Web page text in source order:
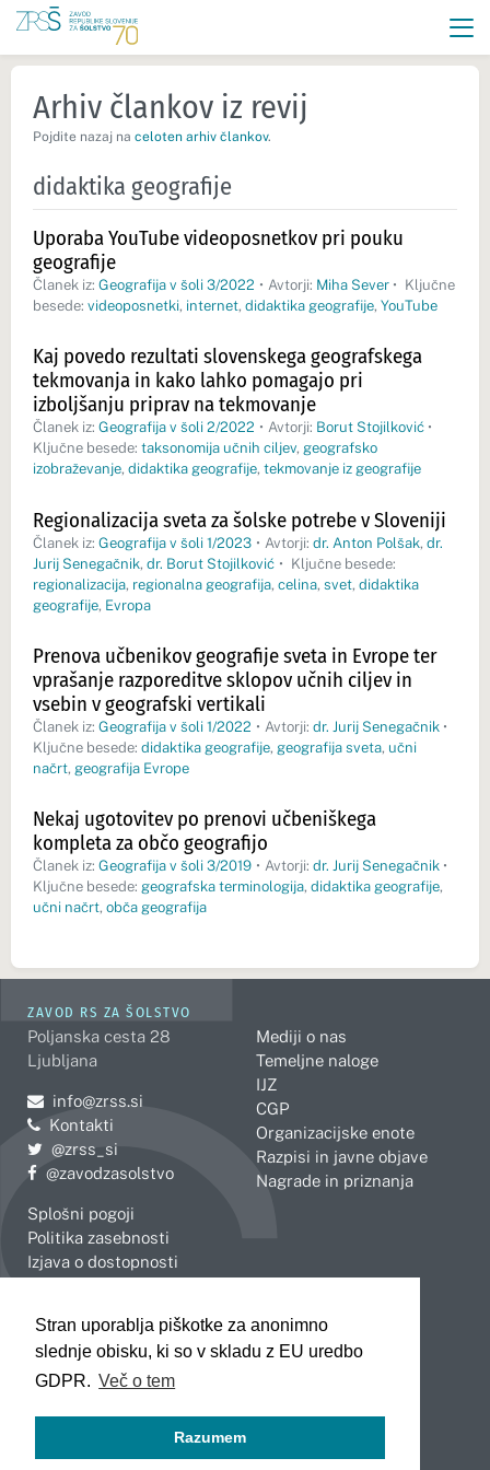
Stran uporablja piškotke za anonimno
slednje obisku, ki so v skladu z EU uredbo
GDPR. Več o tem
Razumem
Arhiv člankov iz revij
Pojdite nazaj na celoten arhiv člankov.
didaktika geografije
Uporaba YouTube videoposnetkov pri pouku
geografije
Članek iz: Geografija v šoli 3/2022 • Avtorji: Miha Sever • Ključne
besede: videoposnetki, internet, didaktika geografije, YouTube
Kaj povedo rezultati slovenskega geografskega
tekmovanja in kako lahko pomagajo pri
izboljšanju priprav na tekmovanje
Članek iz: Geografija v šoli 2/2022 • Avtorji: Borut Stojilković •
Ključne besede: taksonomija učnih ciljev, geografsko
izobraževanje, didaktika geografije, tekmovanje iz geografije
Regionalizacija sveta za šolske potrebe v Sloveniji
Članek iz: Geografija v šoli 1/2023 • Avtorji: dr. Anton Polšak, dr.
Jurij Senegačnik, dr. Borut Stojilković • Ključne besede:
regionalizacija, regionalna geografija, celina, svet, didaktika
geografije, Evropa
Prenova učbenikov geografije sveta in Evrope ter
vprašanje razporeditve sklopov učnih ciljev in
vsebin v geografski vertikali
Članek iz: Geografija v šoli 1/2022 • Avtorji: dr. Jurij Senegačnik •
Ključne besede: didaktika geografije, geografija sveta, učni
načrt, geografija Evrope
Nekaj ugotovitev po prenovi učbeniškega
kompleta za občo geografijo
Članek iz: Geografija v šoli 3/2019 • Avtorji: dr. Jurij Senegačnik •
Ključne besede: geografska terminologija, didaktika geografije,
učni načrt, obča geografija
ZAVOD RS ZA ŠOLSTVO
Poljanska cesta 28
Ljubljana
Pošljite e-mail na
info@zrss.si
Kontakti
Pojdite na Twitter:
@zrss_si
Pojdite na Facebook:
@zavodzasolstvo
Splošni pogoji
Politika zasebnosti
Izjava o dostopnosti
Mediji o nas
Temeljne naloge
IJZ
CGP
Organizacijske enote
Razpisi in javne objave
Nagrade in priznanja
Celje
Koper
Kranj
Novo mesto
Slovenj Gradec